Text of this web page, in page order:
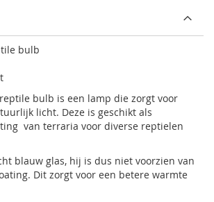
bulb
bulb is een lamp die zorgt voor
licht. Deze is geschikt als
van terraria voor diverse reptielen
blauw glas, hij is dus niet voorzien van
Dit zorgt voor een betere warmte